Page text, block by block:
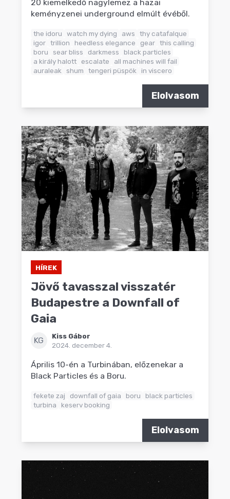
20 kiemelkedő nagylemez a hazai
keményzenei underground elmúlt évéből.
the idoru watch my dying aws
thy catafalque
igor trillion heedless elegance gear this calling
boru
sear bliss darkmess
black particles
a király halott escalate
all machines will fail
auraleak
shum tengeri püspök in viscero
Elolvasom
HÍREK
Jövő tavasszal visszatér
Budapestre a Downfall of
Gaia
KG
Kiss Gábor
2024. december 4.
Április 10-én a Turbinában, előzenekar a
Black Particles és a Boru.
fekete zaj downfall of gaia boru
black particles
turbina
keserv booking
Elolvasom